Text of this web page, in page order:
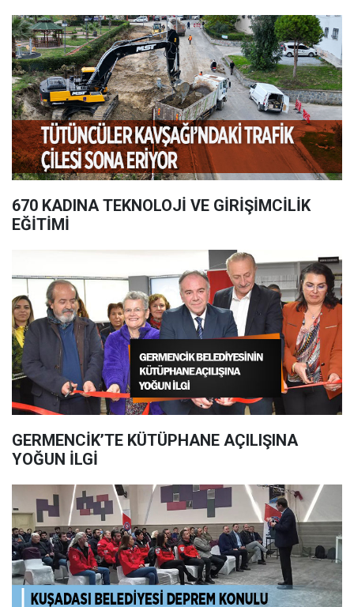
670 KADINA TEKNOLOJİ VE GİRİŞİMCİLİK
EĞİTİMİ
GERMENCİK’TE KÜTÜPHANE AÇILIŞINA
YOĞUN İLGİ